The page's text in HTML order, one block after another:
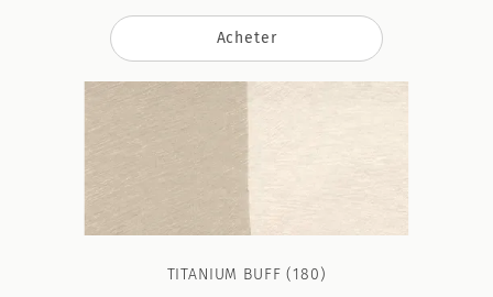
Acheter
TITANIUM BUFF (180)